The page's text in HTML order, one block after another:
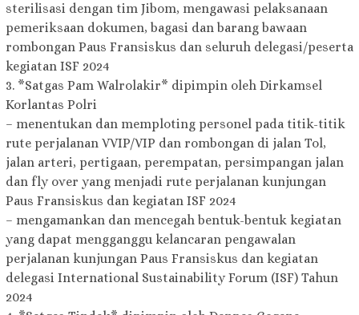
sterilisasi dengan tim Jibom, mengawasi pelaksanaan
pemeriksaan dokumen, bagasi dan barang bawaan
rombongan Paus Fransiskus dan seluruh delegasi/peserta
kegiatan ISF 2024
3. *Satgas Pam Walrolakir* dipimpin oleh Dirkamsel
Korlantas Polri
– menentukan dan memploting personel pada titik-titik
rute perjalanan VVIP/VIP dan rombongan di jalan Tol,
jalan arteri, pertigaan, perempatan, persimpangan jalan
dan fly over yang menjadi rute perjalanan kunjungan
Paus Fransiskus dan kegiatan ISF 2024
– mengamankan dan mencegah bentuk-bentuk kegiatan
yang dapat mengganggu kelancaran pengawalan
perjalanan kunjungan Paus Fransiskus dan kegiatan
delegasi International Sustainability Forum (ISF) Tahun
2024